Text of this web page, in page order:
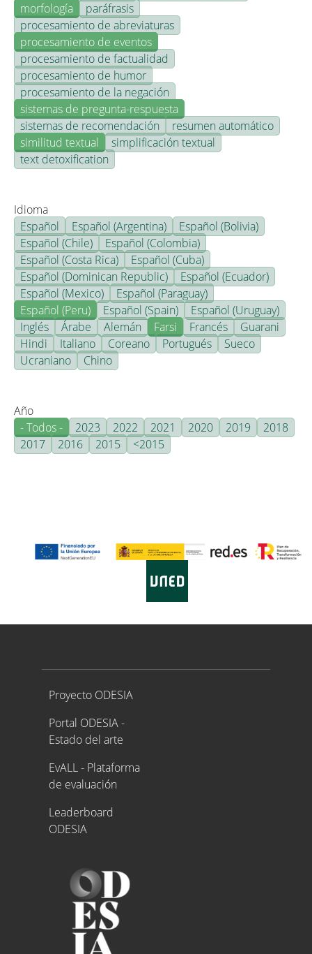
morfología
paráfrasis
procesamiento de abreviaturas
procesamiento de eventos
procesamiento de factualidad
procesamiento de humor
procesamiento de la negación
sistemas de pregunta-respuesta
sistemas de recomendación
resumen automático
similitud textual
simplificación textual
text detoxification
Idioma
Español
Español (Argentina)
Español (Bolivia)
Español (Chile)
Español (Colombia)
Español (Costa Rica)
Español (Cuba)
Español (Dominican Republic)
Español (Ecuador)
Español (Mexico)
Español (Paraguay)
Español (Peru)
Español (Spain)
Español (Uruguay)
Inglés
Árabe Alemán Farsi Francés
Guarani
Hindi
Italiano Coreano Portugués
Sueco
Ucraniano
Chino
Año
- Todos -
2023 2022 2021 2020 2019
2018
2017
2016 2015 <2015
Proyecto ODESIA
Proyecto ODESIA
Portal ODESIA -
Estado del arte
EvALL - Plataforma
de evaluación
Leaderboard
ODESIA